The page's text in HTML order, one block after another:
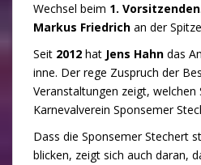
Wechsel beim 1. Vorsitzenden
Markus Friedrich an der
Seit 2012 hat Jens Hahn das
inne. Der rege Zuspruch der
Veranstaltungen zeigt, welchen
Karnevalverein Sponsemer
Dass die Sponsemer Stechert
blicken, zeigt sich auch daran,